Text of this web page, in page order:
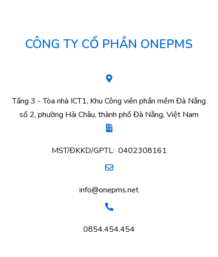
CÔNG TY CỔ PHẦN ONEPMS
Tầng 3 - Tòa nhà ICT1, Khu Công viên phần mềm Đà Nẵng
số 2, phường Hải Châu, thành phố Đà Nẵng, Việt Nam
MST/ĐKKD/GPTL: 0402308161
info@onepms.net
0854.454.454